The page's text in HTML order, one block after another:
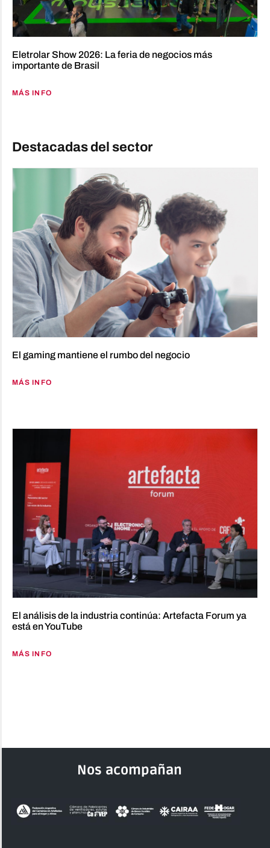
Eletrolar Show 2026: La feria de negocios más
importante de Brasil
MÁS INFO
Destacadas del sector
El gaming mantiene el rumbo del negocio
MÁS INFO
El análisis de la industria continúa: Artefacta Forum ya
está en YouTube
MÁS INFO
Nos acompañan